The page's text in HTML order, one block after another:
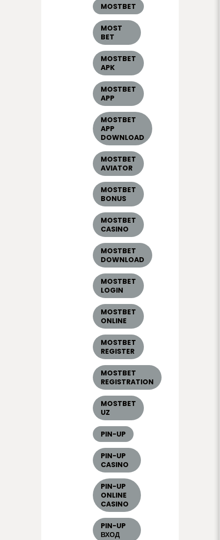
MOSTBET
MOST
BET
MOSTBET
APK
MOSTBET
APP
MOSTBET
APP
DOWNLOAD
MOSTBET
AVIATOR
MOSTBET
BONUS
MOSTBET
CASINO
MOSTBET
DOWNLOAD
MOSTBET
LOGIN
MOSTBET
ONLINE
MOSTBET
REGISTER
MOSTBET
REGISTRATION
MOSTBET
UZ
PIN-UP
PIN-UP
CASINO
PIN-UP
ONLINE
CASINO
PIN-UP
ВХОД